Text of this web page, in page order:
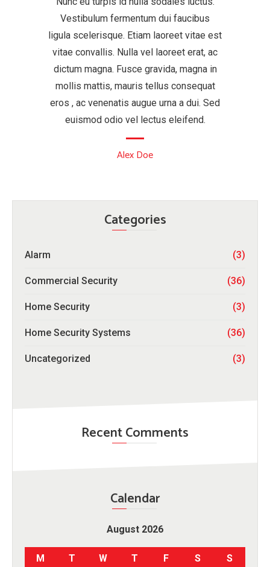
Categories
Alarm (3)
Commercial Security (36)
Home Security (3)
Home Security Systems (36)
Uncategorized (3)
Recent Comments
Calendar
August 2026
M T W T F S
S
Vestibulum fermentum dui faucibus
ligula scelerisque. Etiam laoreet vitae est
vitae convallis. Nulla vel laoreet erat, ac
dictum magna. Fusce gravida, magna in
mollis mattis, mauris tellus consequat
eros , ac venenatis augue urna a dui. Sed
euismod odio vel lectus eleifend.
Alex Doe